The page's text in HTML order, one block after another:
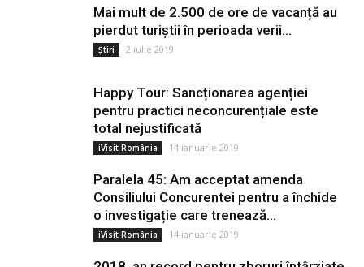
Mai mult de 2.500 de ore de vacanță au
pierdut turiștii în perioada verii...
Știri 2 iulie 2019
Happy Tour: Sancționarea agenției
pentru practici neconcurențiale este
total nejustificată
iVisit România 14 ianuarie 2019
Paralela 45: Am acceptat amenda
Consiliului Concurentei pentru a închide
o investigație care trenează...
iVisit România 14 ianuarie 2019